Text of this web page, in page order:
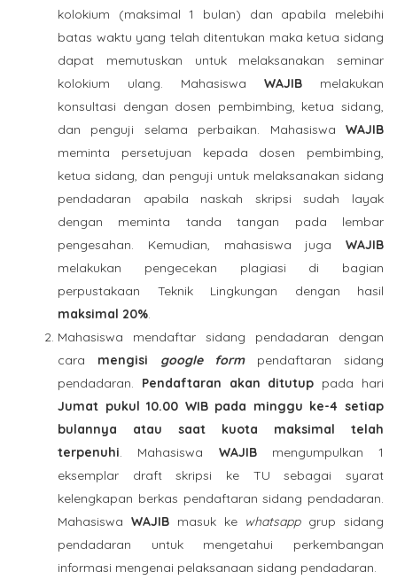
kolokium (maksimal 1 bulan) dan apabila melebihi
batas waktu yang telah ditentukan maka ketua sidang
dapat memutuskan untuk melaksanakan seminar
kolokium ulang. Mahasiswa WAJIB melakukan
konsultasi dengan dosen pembimbing, ketua sidang,
dan penguji selama perbaikan. Mahasiswa WAJIB
meminta persetujuan kepada dosen pembimbing,
ketua sidang, dan penguji untuk melaksanakan sidang
pendadaran apabila naskah skripsi sudah layak
dengan meminta tanda tangan pada lembar
pengesahan. Kemudian, mahasiswa juga WAJIB
melakukan pengecekan plagiasi di bagian
perpustakaan Teknik Lingkungan dengan hasil
maksimal 20%
Mahasiswa mendaftar sidang pendadaran dengan
cara mengisi google form
pendaftaran sidang
pendadaran. Pendaftaran akan ditutup pada hari
Jumat pukul 10.00 WIB pada minggu ke-4 setiap
bulannya atau saat kuota maksimal telah
terpenuhi . Mahasiswa WAJIBmengumpulkan 1
eksemplar draft skripsi ke TU sebagai syarat
kelengkapan berkas pendaftaran sidang pendadaran.
Mahasiswa WAJIBmasuk ke whatsapp grup sidang
pendadaran untuk mengetahui perkembangan
informasi mengenai pelaksanaan sidang pendadaran.